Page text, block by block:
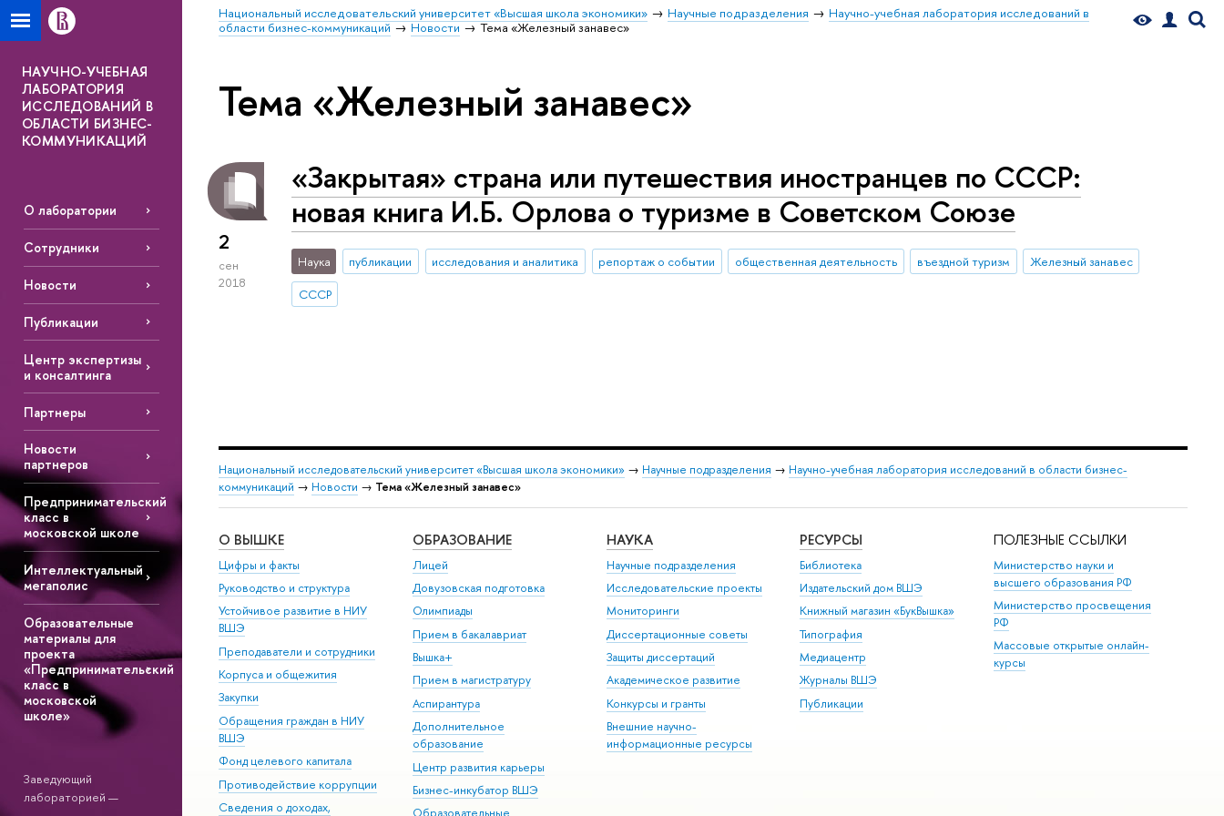
Национальный исследовательский университет «Высшая школа экономики» Научные подразделения
Научно-учебная лаборатория исследований в
области бизнес-коммуникаций
Новости Тема «Железный занавес»
НАУЧНО-УЧЕБНАЯ
ЛАБОРАТОРИЯ
ИССЛЕДОВАНИЙ В
ОБЛАСТИ БИЗНЕС-
КОММУНИКАЦИЙ
О лаборатории
Сотрудники
Новости
Публикации
Центр экспертизы
и консалтинга
Партнеры
Новости
партнеров
Предпринимательский
класс в
московской школе
Интеллектуальный
мегаполис
Образовательные
материалы для
проекта
«Предпринимательский
класс в
московской
школе»
Заведующий
лабораторией —
Тема «Железный занавес»
2
сен
2018
«Закрытая» страна или путешествия иностранцев по СССР:
новая книга И.Б. Орлова о туризме в Советском Союзе
Наука публикации исследования и аналитика репортаж о событии общественная деятельность въездной туризм
Железный занавес
СССР
Национальный исследовательский университет «Высшая школа экономики» → Научные подразделения → Научно-учебная лаборатория исследований в области бизнес-
коммуникаций → Новости → Тема «Железный занавес»
О ВЫШКЕ
Цифры и факты
Руководство и структура
Устойчивое развитие в НИУ
ВШЭ
Преподаватели и сотрудники
Корпуса и общежития
Закупки
Обращения граждан в НИУ
ВШЭ
Фонд целевого капитала
Противодействие коррупции
Сведения о доходах,
ОБРАЗОВАНИЕ
Лицей
Довузовская подготовка
Олимпиады
Прием в бакалавриат
Вышка+
Прием в магистратуру
Аспирантура
Дополнительное
образование
Центр развития карьеры
Бизнес-инкубатор ВШЭ
НАУКА
Научные подразделения
Исследовательские проекты
Мониторинги
Диссертационные советы
Защиты диссертаций
Академическое развитие
Конкурсы и гранты
Внешние научно-
информационные ресурсы
РЕСУРСЫ
Библиотека
Издательский дом ВШЭ
Книжный магазин «БукВышка»
Типография
Медиацентр
Журналы ВШЭ
Публикации
ПОЛЕЗНЫЕ ССЫЛКИ
Министерство науки и
высшего образования РФ
Министерство просвещения
РФ
Массовые открытые онлайн-
курсы